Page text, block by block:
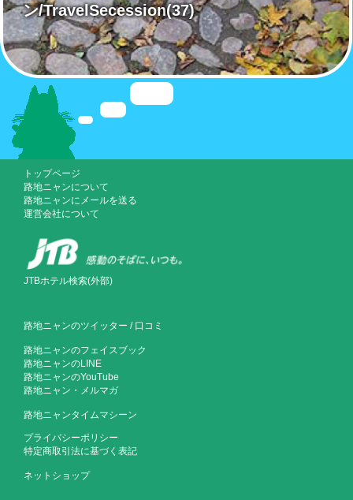
ン/TravelSecession(37)
トップページ
路地ニャンについて
路地ニャンにメールを送る
運営会社について
JTBホテル検索(外部)
路地ニャンのツイッター / 口コミ
路地ニャンのフェイスブック
路地ニャンのLINE
路地ニャンのYouTube
路地ニャン・メルマガ
路地ニャンタイムマシーン
プライバシーポリシー
特定商取引法に基づく表記
ネットショップ